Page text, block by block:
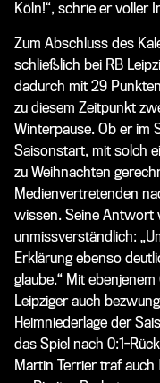
Köln!“, schrie er voller
Zum Abschluss des
schließlich bei RB
dadurch mit 29
zu diesem Zeitpunkt
Winterpause. Ob er im
Saisonstart, mit solch
zu Weihnachten
Medienvertretenden
wissen. Seine Antwort
unmissverständlich:
Erklärung ebenso
glaube.“ Mit
Leipziger auch
Heimniederlage der
das Spiel nach 0:1-
Martin Terrier traf auch